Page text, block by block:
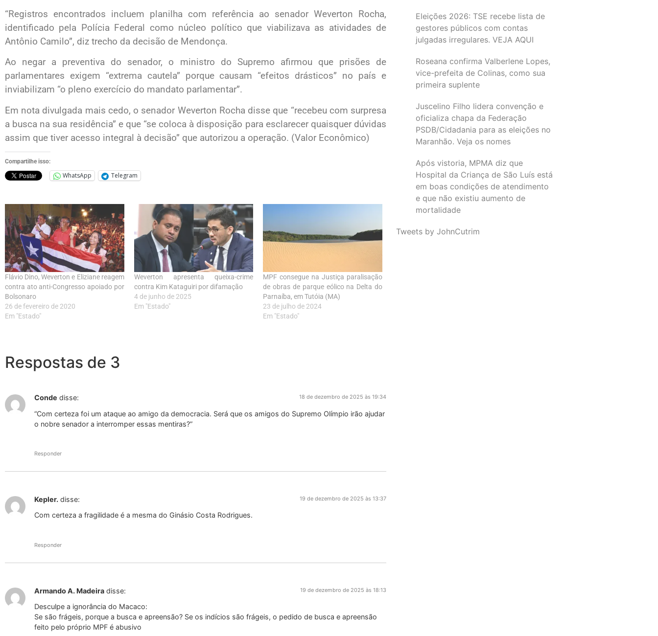
“Registros encontrados incluem planilha com referência ao senador Weverton Rocha,
identificado pela Polícia Federal como núcleo político que viabilizava as atividades de
Antônio Camilo”, diz trecho da decisão de Mendonça.
Ao negar a preventiva do senador, o ministro do Supremo afirmou que prisões de
parlamentares exigem “extrema cautela” porque causam “efeitos drásticos” no país e
inviabilizam “o pleno exercício do mandato parlamentar”.
Em nota divulgada mais cedo, o senador Weverton Rocha disse que “recebeu com surpresa
a busca na sua residência” e que “se coloca à disposição para esclarecer quaisquer dúvidas
assim que tiver acesso integral à decisão” que autorizou a operação. (Valor Econômico)
Compartilhe isso:
WhatsApp Telegram
Flávio Dino, Weverton e Eliziane reagem
contra ato anti-Congresso apoiado por
Bolsonaro
26 de fevereiro de 2020
Em "Estado"
Weverton apresenta queixa-crime
contra Kim Kataguiri por difamação
4 de junho de 2025
Em "Estado"
MPF consegue na Justiça paralisação
de obras de parque eólico na Delta do
Parnaíba, em Tutóia (MA)
23 de julho de 2024
Em "Estado"
Respostas de 3
Conde disse: 18 de dezembro de 2025 às 19:34
“Com certeza foi um ataque ao amigo da democracia. Será que os amigos do Supremo Olímpio irão ajudar
o nobre senador a interromper essas mentiras?”
Responder
Kepler. disse: 19 de dezembro de 2025 às 13:37
Com certeza a fragilidade é a mesma do Ginásio Costa Rodrigues.
Responder
Armando A. Madeira disse: 19 de dezembro de 2025 às 18:13
Desculpe a ignorância do Macaco:
Se são frágeis, porque a busca e apreensão? Se os indícios são frágeis, o pedido de busca e apreensão
feito pelo próprio MPF é abusivo
Eleições 2026: TSE recebe lista de
gestores públicos com contas
julgadas irregulares. VEJA AQUI
Roseana confirma Valberlene Lopes,
vice-prefeita de Colinas, como sua
primeira suplente
Juscelino Filho lidera convenção e
oficializa chapa da Federação
PSDB/Cidadania para as eleições no
Maranhão. Veja os nomes
Após vistoria, MPMA diz que
Hospital da Criança de São Luís está
em boas condições de atendimento
e que não existiu aumento de
mortalidade
Tweets by JohnCutrim